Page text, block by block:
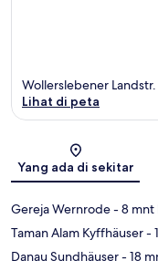
Wollerslebener
Lihat di peta
Yang ada di sekitar
Gereja Wernrode- 8 mnt
Taman Alam Kyffhäuser-
Danau Sundhäuser- 18